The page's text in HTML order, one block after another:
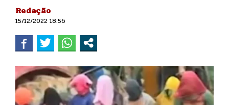
Redação
15/12/2022 18:56